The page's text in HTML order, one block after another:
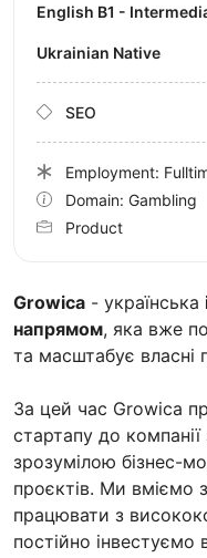
Growica - українська
напрямом, яка вже
та масштабує власні
За цей час Growica
стартапу до
зрозумілою бізнес-
проєктів. Ми вміємо
працювати з
постійно інвестуємо
English B1 -
Ukrainian Native
SEO
Employment:
Domain: Gambling
Product